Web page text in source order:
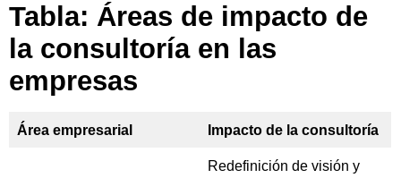
Tabla: Áreas de impacto de
la consultoría en las
empresas
Área empresarial Impacto de la consultoría
Redefinición de visión y